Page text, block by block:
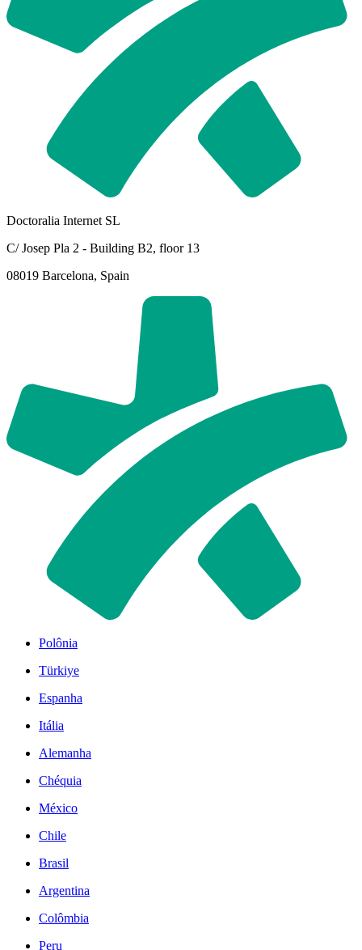
Doctoralia Internet SL
C/ Josep Pla 2 - Building B2, floor 13
08019 Barcelona, Spain
Polônia
Türkiye
Espanha
Itália
Alemanha
Chéquia
México
Chile
Brasil
Argentina
Colômbia
Peru